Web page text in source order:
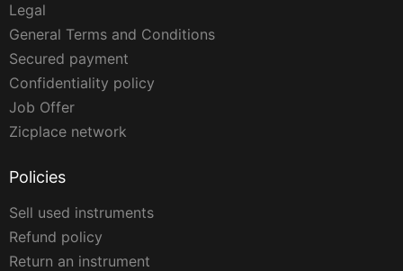
Legal
General Terms and Conditions
Secured payment
Confidentiality policy
Job Offer
Zicplace network
Policies
Sell used instruments
Refund policy
Return an instrument